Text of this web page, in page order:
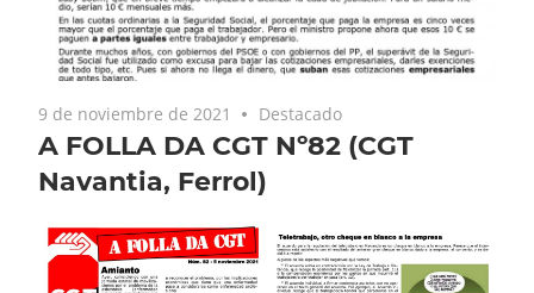
9 de noviembre de 2021 Destacado
A FOLLA DA CGT Nº82 (CGT
Navantia, Ferrol)